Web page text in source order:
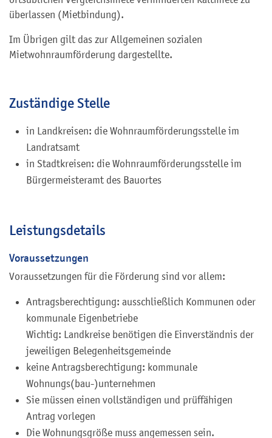
überlassen (Mietbindung).
Im Übrigen gilt das zur Allgemeinen sozialen
Mietwohnraumförderung dargestellte.
Zuständige Stelle
in Landkreisen: die Wohnraumförderungsstelle im
Landratsamt
in Stadtkreisen: die Wohnraumförderungsstelle im
Bürgermeisteramt des Bauortes
Leistungsdetails
Voraussetzungen
Voraussetzungen für die Förderung sind vor allem:
Antragsberechtigung: ausschließlich Kommunen oder
kommunale Eigenbetriebe
Wichtig: Landkreise benötigen die Einverständnis der
jeweiligen Belegenheitsgemeinde
keine Antragsberechtigung: kommunale
Wohnungs(bau-)unternehmen
Sie müssen einen vollständigen und prüffähigen
Antrag vorlegen
Die Wohnungsgröße muss angemessen sein.